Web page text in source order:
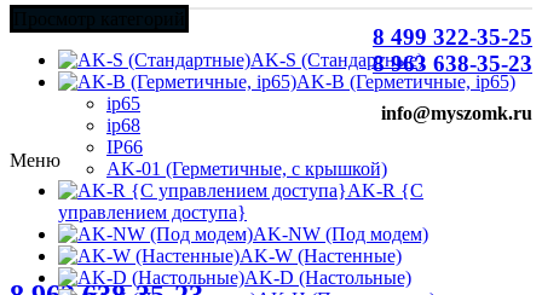
8 499 322-35-25
8 963 638-35-23
info@myszomk.ru
Меню
8 (499) 322-35-25
AK-S (Стандартные)
AK-B (Герметичные, ip65)
ip65
ip68
IP66
AK-01 (Герметичные, с крышкой)
AK-R {С
управлением доступа}
AK-NW (Под модем)
AK-W (Настенные)
AK-D (Настольные)